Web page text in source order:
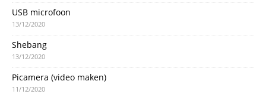
USB microfoon
13/12/2020
Shebang
13/12/2020
Picamera (video maken)
11/12/2020